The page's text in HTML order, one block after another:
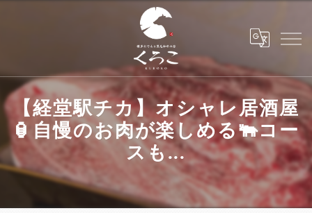
【経堂駅チカ】オシャレ居酒屋
🏮自慢のお肉が楽しめる🐃コー
スも...